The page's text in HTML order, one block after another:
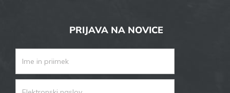
PRIJAVA NA NOVICE